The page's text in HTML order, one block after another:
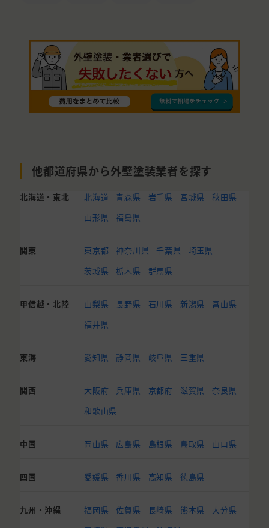
他都道府県から外壁塗装業者を探す
北海道・東北 北海道 青森県 岩手県 宮城県
秋田県
山形県
福島県
関東 東京都 神奈川県 千葉県
埼玉県
茨城県
栃木県 群馬県
甲信越・北陸 山梨県 長野県 石川県 新潟県
富山県
福井県
東海 愛知県 静岡県 岐阜県 三重県
関西 大阪府 兵庫県 京都府 滋賀県
奈良県
和歌山県
中国 岡山県 広島県 島根県 鳥取県 山口県
四国 愛媛県 香川県 高知県 徳島県
九州・沖縄 福岡県 佐賀県 長崎県 熊本県
大分県